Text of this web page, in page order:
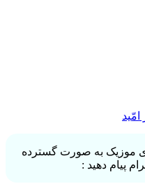
موزیک به صورت گسترده
پیام دهید :